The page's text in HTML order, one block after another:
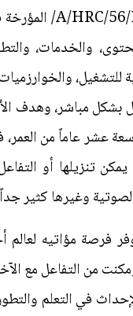
والخدمات،
للتشغيل،
مباشر، وهدف
عشر عاماً من
تنزيلها أو التفاعل
الصوتية وغيرها
فرصة مؤاتيه
من التفاعل مع
في التعلم